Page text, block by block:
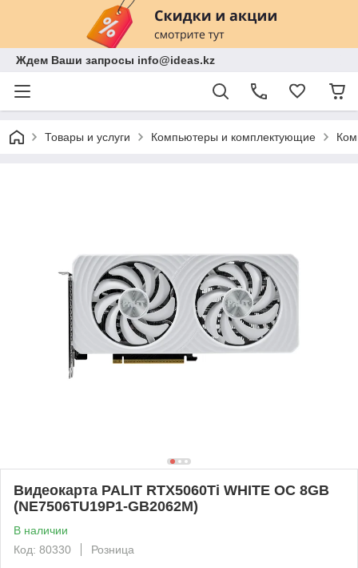
Ждем Ваши запросы info@ideas.kz
Товары и услуги Компьютеры и комплектующие
Видеокарта PALIT RTX5060Ti WHITE OC 8GB
(NE7506TU19P1-GB2062M)
В наличии
Код: 80330
Розница